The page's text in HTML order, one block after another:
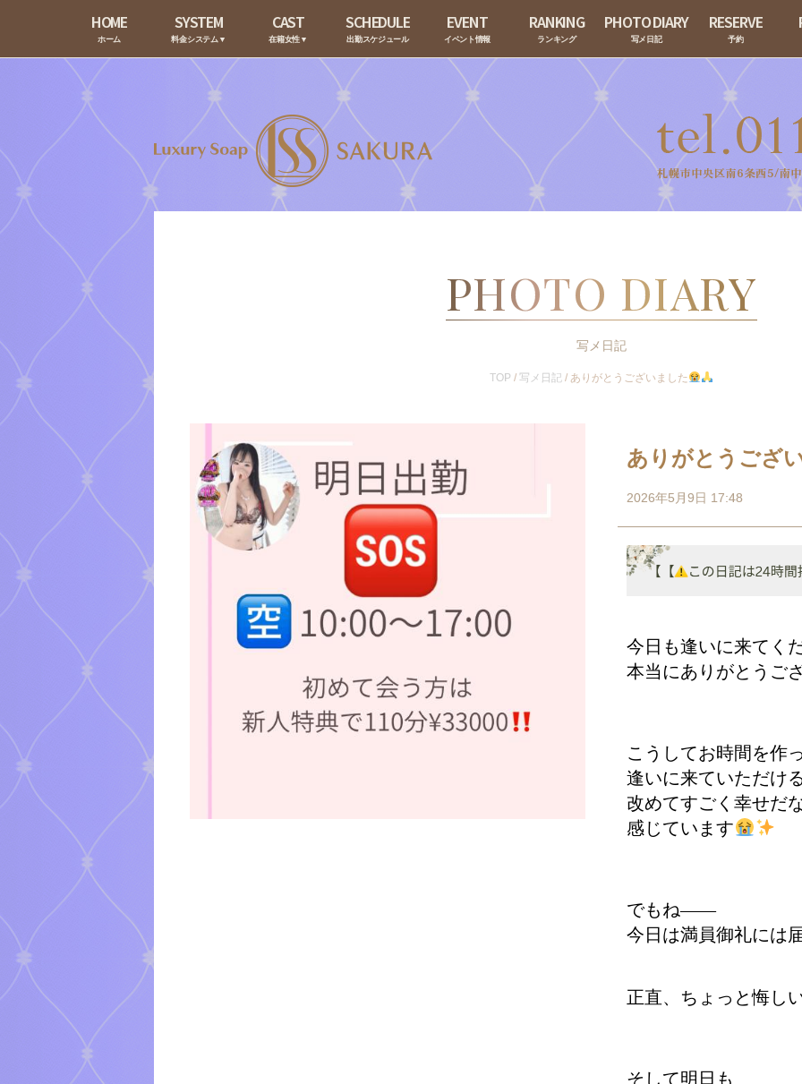
HOME
ホーム
SYSTEM
料金システム▼
CAST
在籍女性▼
SCHEDULE
出勤スケジュール
EVENT
イベント情報
RANKING
ランキング
PHOTO DIARY
写メ日記
RESERVE
予約
PHOTO DIARY
写メ日記
TOP /写メ日記 /ありがとうございました
ありがとうござ
2026年5月9日 17:48
今日も逢いに来てく
本当にありがとうご
こうしてお時間を作
逢いに来ていただけ
改めてすごく幸せ
感じています
でもね――
今日は満員御礼には
正直、ちょっと悔し
そして明日も